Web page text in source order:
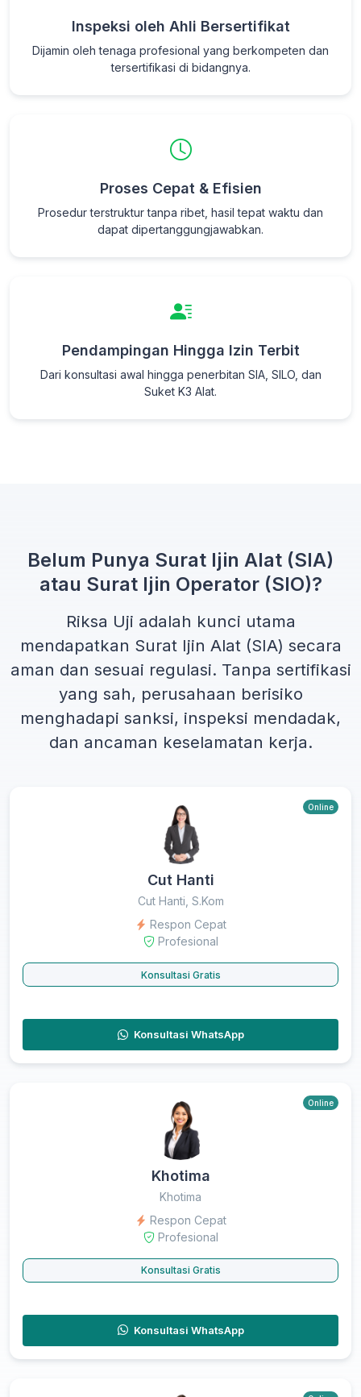
Inspeksi oleh Ahli Bersertifikat
Dijamin oleh tenaga profesional yang berkompeten dan
tersertifikasi di bidangnya.
Proses Cepat & Efisien
Prosedur terstruktur tanpa ribet, hasil tepat waktu dan
dapat dipertanggungjawabkan.
Pendampingan Hingga Izin Terbit
Dari konsultasi awal hingga penerbitan SIA, SILO, dan
Suket K3 Alat.
Belum Punya Surat Ijin Alat (SIA)
atau Surat Ijin Operator (SIO)?
Riksa Uji adalah kunci utama
mendapatkan Surat Ijin Alat (SIA) secara
aman dan sesuai regulasi. Tanpa sertifikasi
yang sah, perusahaan berisiko
menghadapi sanksi, inspeksi mendadak,
dan ancaman keselamatan kerja.
Online
Cut Hanti
Cut Hanti, S.Kom
Respon Cepat
Profesional
Konsultasi Gratis
Konsultasi WhatsApp
Online
Khotima
Khotima
Respon Cepat
Profesional
Konsultasi Gratis
Konsultasi WhatsApp